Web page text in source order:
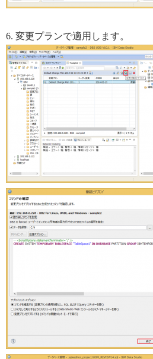
6. 変更プランで適用します。